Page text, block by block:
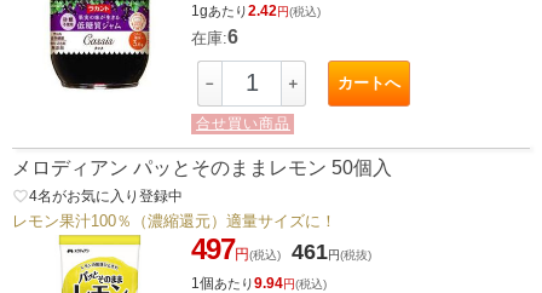
1gあたり2.42円(税込)
在庫:6
－ ＋ カートへ
合せ買い商品
メロディアン パッとそのままレモン 50個入
favorite_border4名がお気に入り登録中
レモン果汁100％（濃縮還元）適量サイズに！
497円(税込) 461円(税抜)
1個あたり9.94円(税込)